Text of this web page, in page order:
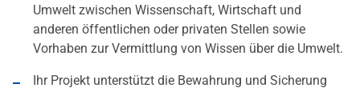
Umwelt zwischen Wissenschaft, Wirtschaft und
anderen öffentlichen oder privaten Stellen sowie
Vorhaben zur Vermittlung von Wissen über die Umwelt.
Ihr Projekt unterstützt die Bewahrung und Sicherung